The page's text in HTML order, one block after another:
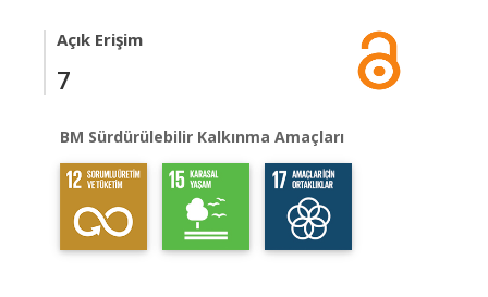
Açık Erişim
7
BM Sürdürülebilir Kalkınma Amaçları